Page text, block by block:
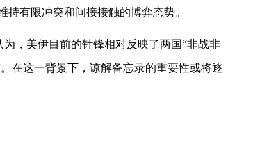
有限冲突和间接接触的博弈态势。
，美伊目前的针锋相对反映了两国“非战非
在这一背景下，谅解备忘录的重要性或将逐